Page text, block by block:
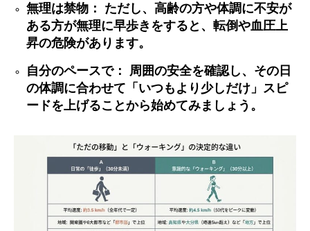
無理は禁物： ただし、高齢の方や体調に不安が
ある方が無理に早歩きをすると、転倒や血圧上
昇の危険があります。
自分のペースで： 周囲の安全を確認し、その日
の体調に合わせて「いつもより少しだけ」スピ
ードを上げることから始めてみましょう。